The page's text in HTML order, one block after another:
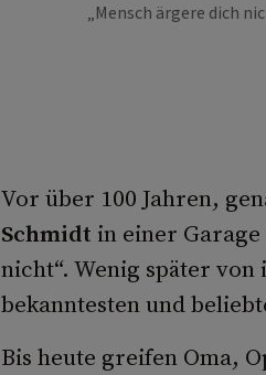
„Mensch ärgere dich
Vor über 100 Jahren,
Schmidt in einer
nicht“. Wenig später
bekanntesten und
Bis heute greifen Oma,